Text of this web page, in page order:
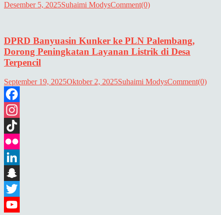
Desember 5, 2025Suhaimi ModysComment(0)
DPRD Banyuasin Kunker ke PLN Palembang,
Dorong Peningkatan Layanan Listrik di Desa
Terpencil
September 19, 2025Oktober 2, 2025Suhaimi ModysComment(0)
Facebook
Instagram
TikTok
Flickr
LinkedIn
Snapchat
Twitter